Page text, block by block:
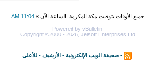
جميع الأوقات بتوقيت مكة المكرمة. الساعة الآن » 11:04 AM
Powered by vBulletin
Copyright ©2000 - 2026, Jelsoft Enterprises Ltd.
- صحيفة الويب الإلكترونية - الأرشيف - للأعلى